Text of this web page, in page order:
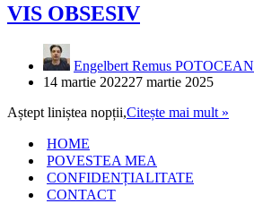
VIS OBSESIV
Engelbert Remus POTOCEAN
14 martie 202227 martie 2025
Aștept liniștea nopții,Citește mai mult »
HOME
POVESTEA MEA
CONFIDENȚIALITATE
CONTACT